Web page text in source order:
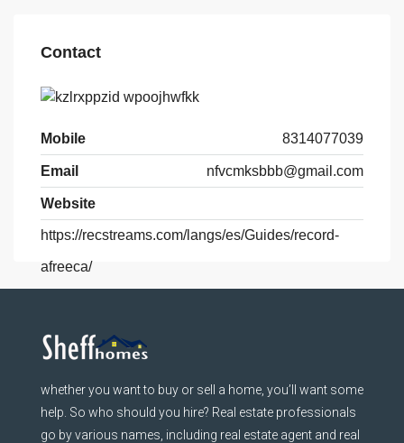
Contact
Mobile 8314077039
Email nfvcmksbbb@gmail.com
Website
https://recstreams.com/langs/es/Guides/record-
afreeca/
whether you want to buy or sell a home, you’ll want some
help. So who should you hire? Real estate professionals
go by various names, including real estate agent and real